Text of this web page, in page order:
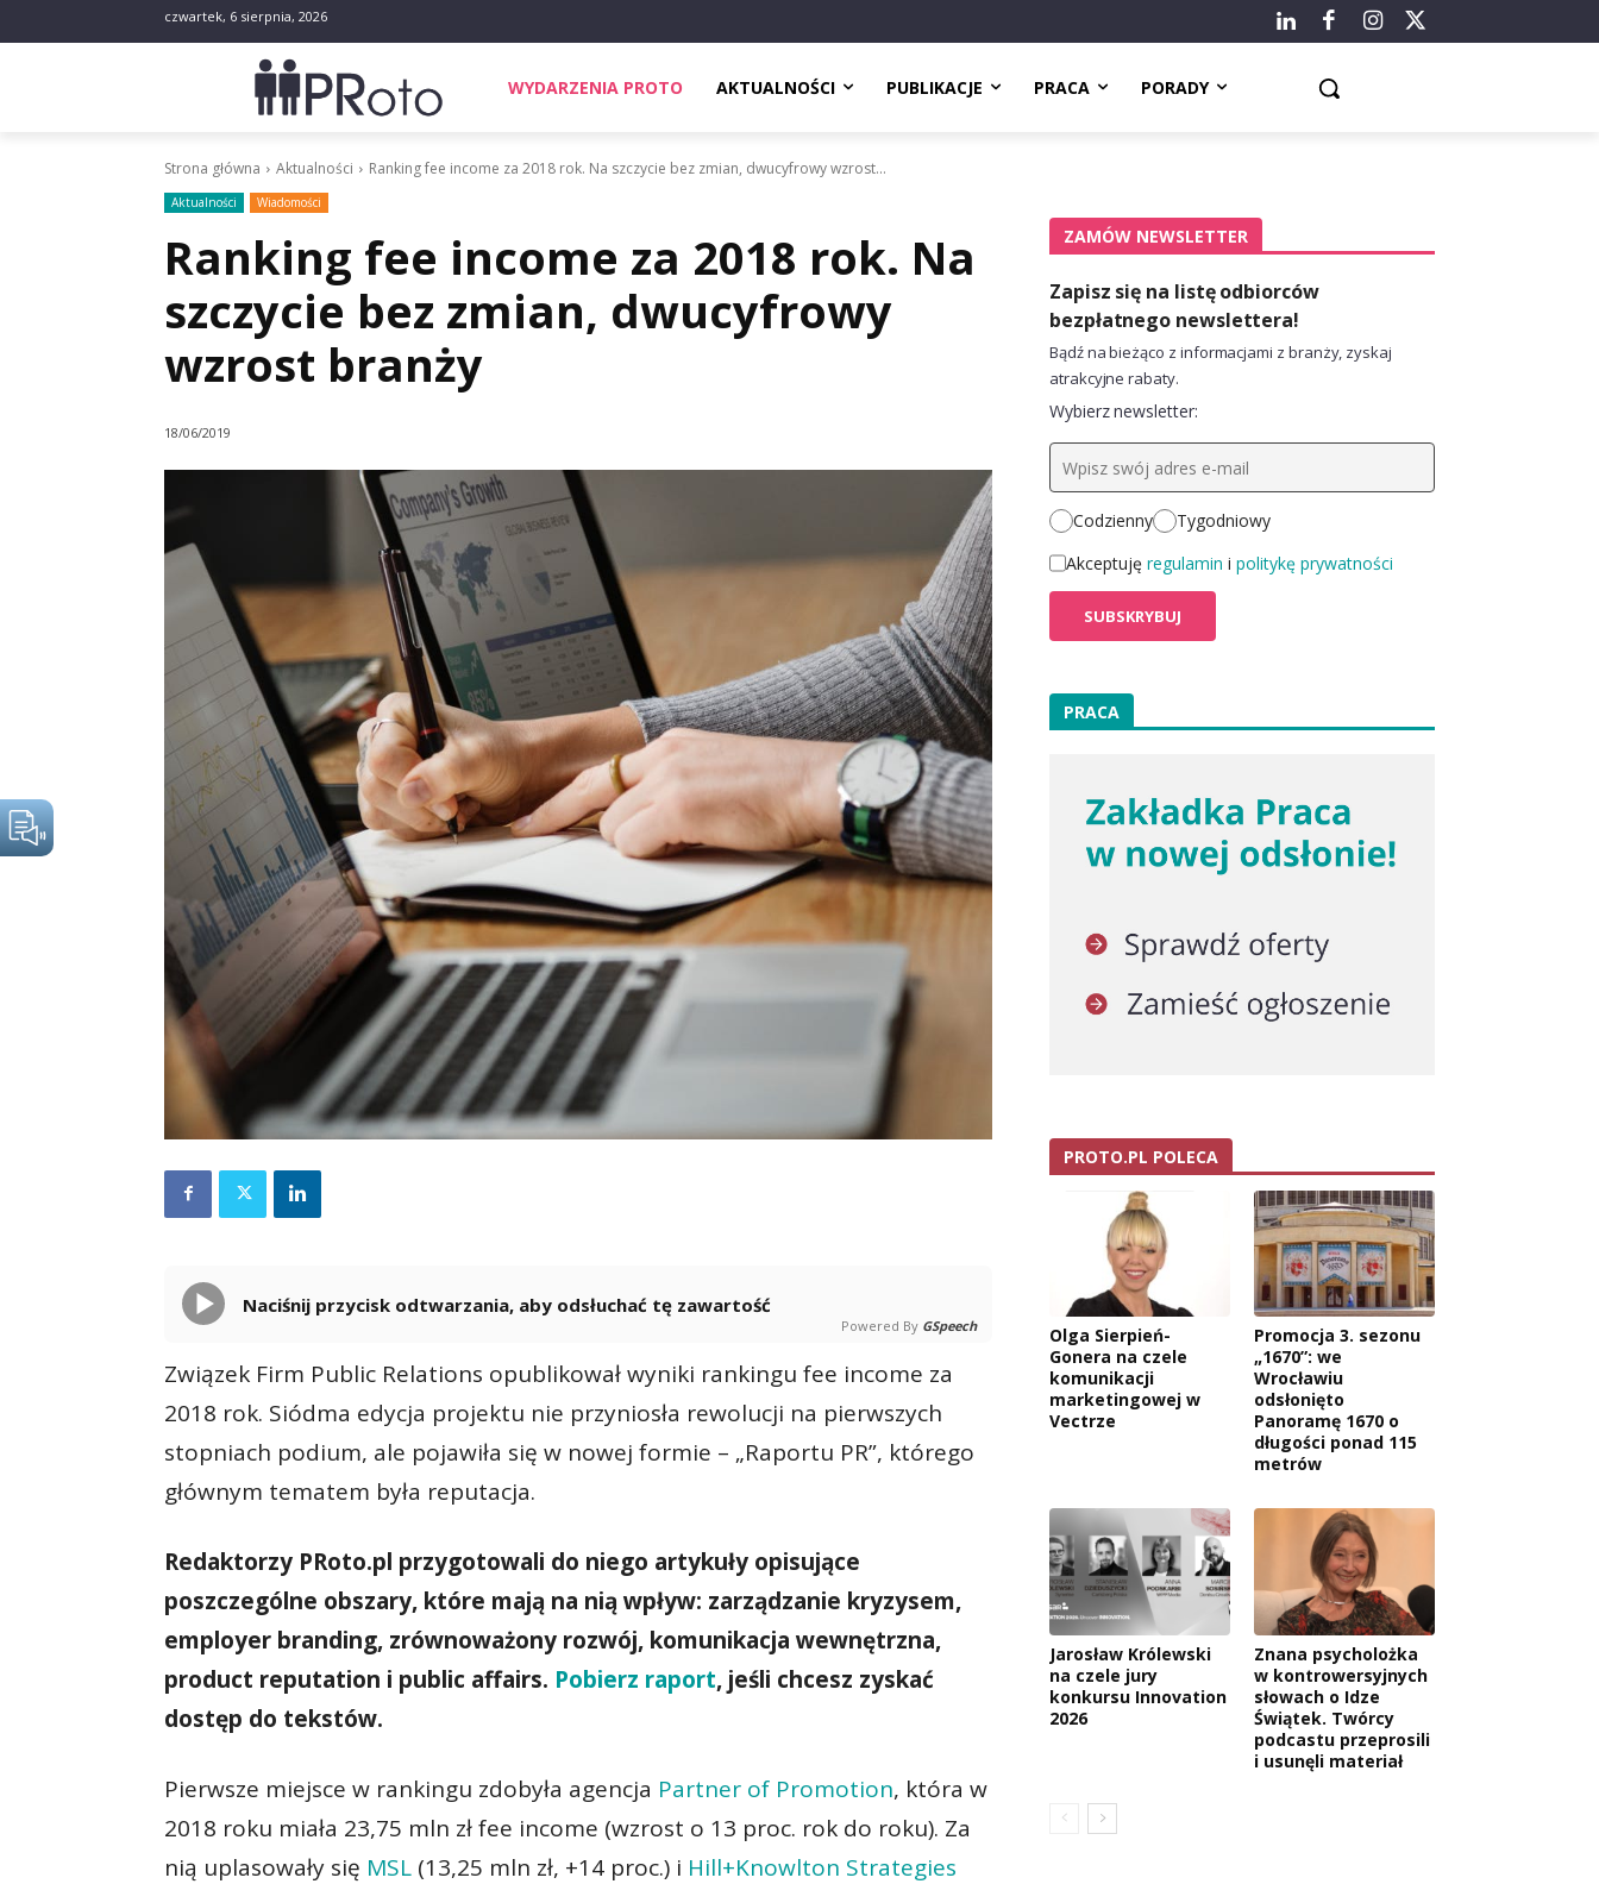
czwartek, 6 sierpnia, 2026
WYDARZENIA PROTO AKTUALNOŚCI PUBLIKACJE PRACA PORADY
Strona główna Aktualności Ranking fee income za 2018 rok. Na szczycie bez zmian, dwucyfrowy wzrost...
Aktualności Wiadomości
Ranking fee income za 2018 rok. Na
szczycie bez zmian, dwucyfrowy
wzrost branży
18/06/2019
Naciśnij przycisk odtwarzania, aby odsłuchać tę zawartość
Powered By GSpeech
Związek Firm Public Relations opublikował wyniki rankingu fee income za
2018 rok. Siódma edycja projektu nie przyniosła rewolucji na pierwszych
stopniach podium, ale pojawiła się w nowej formie – „Raportu PR”, którego
głównym tematem była reputacja.
Redaktorzy PRoto.pl przygotowali do niego artykuły opisujące
poszczególne obszary, które mają na nią wpływ: zarządzanie kryzysem,
employer branding, zrównoważony rozwój, komunikacja wewnętrzna,
product reputation i public affairs. Pobierz raport, jeśli chcesz zyskać
dostęp do tekstów.
Pierwsze miejsce w rankingu zdobyła agencja Partner of Promotion, która w
2018 roku miała 23,75 mln zł fee income (wzrost o 13 proc. rok do roku). Za
nią uplasowały się MSL (13,25 mln zł, +14 proc.) i Hill+Knowlton Strategies
ZAMÓW NEWSLETTER
Zapisz się na listę odbiorców
bezpłatnego newslettera!
Bądź na bieżąco z informacjami z branży, zyskaj
atrakcyjne rabaty.
Wybierz newsletter:
Codzienny
Tygodniowy
Akceptuję regulamin i politykę prywatności
PRACA
PROTO.PL POLECA
Olga Sierpień-
Gonera na czele
komunikacji
marketingowej w
Vectrze
Promocja 3. sezonu
„1670”: we
Wrocławiu
odsłonięto
Panoramę 1670 o
długości ponad 115
metrów
Jarosław Królewski
na czele jury
konkursu Innovation
2026
Znana psycholożka
w kontrowersyjnych
słowach o Idze
Świątek. Twórcy
podcastu przeprosili
i usunęli materiał